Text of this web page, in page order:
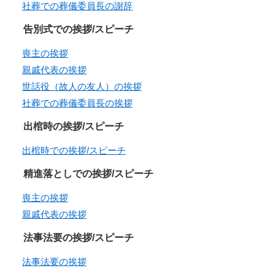
社葬での葬儀委員長の謝辞
告別式での挨拶/スピーチ
喪主の挨拶
親戚代表の挨拶
世話役（故人の友人）の挨拶
社葬での葬儀委員長の挨拶
出棺時の挨拶/スピーチ
出棺時での挨拶/スピーチ
精進落としでの挨拶/スピーチ
喪主の挨拶
親戚代表の挨拶
法事法要の挨拶/スピーチ
法事法要の挨拶